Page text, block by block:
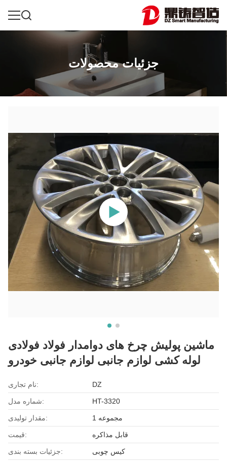
جزئیات محصولات
ماشین پولیش چرخ های دوامدار فولاد فولادی
لوله کشی لوازم جانبی لوازم جانبی خودرو
نام تجاری: DZ
شماره مدل: HT-3320
مقدار تولیدی: 1 مجموعه
قیمت: قابل مذاکره
جزئیات بسته بندی: کیس چوبی